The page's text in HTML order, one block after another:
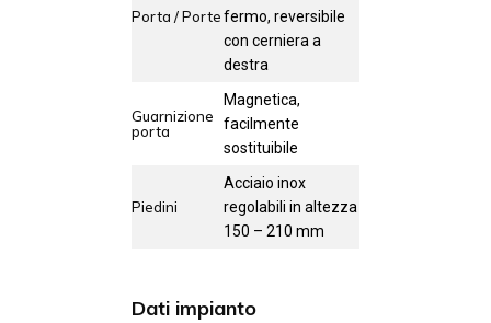
Porta / Portefermo, reversibile
con cerniera a
destra
Guarnizione
porta
Magnetica,
facilmente
sostituibile
Piedini
Acciaio inox
regolabili in altezza
150 – 210 mm
Dati impianto